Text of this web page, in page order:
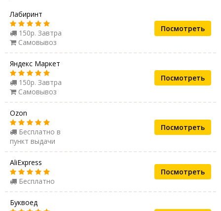
Лабиринт
150р. Завтра
Самовывоз
Посмотреть
Яндекс Маркет
150р. Завтра
Самовывоз
Посмотреть
Ozon
Бесплатно в
пункт выдачи
Посмотреть
AliExpress
Бесплатно
Посмотреть
Буквоед